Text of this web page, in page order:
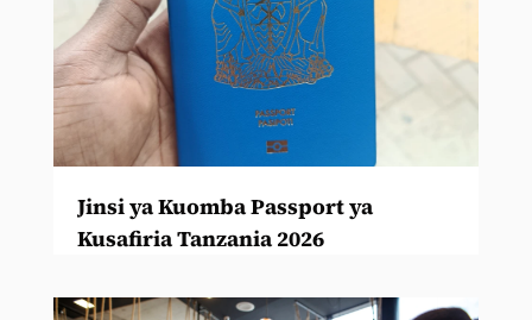
Jinsi ya Kuomba Passport ya
Kusafiria Tanzania 2026